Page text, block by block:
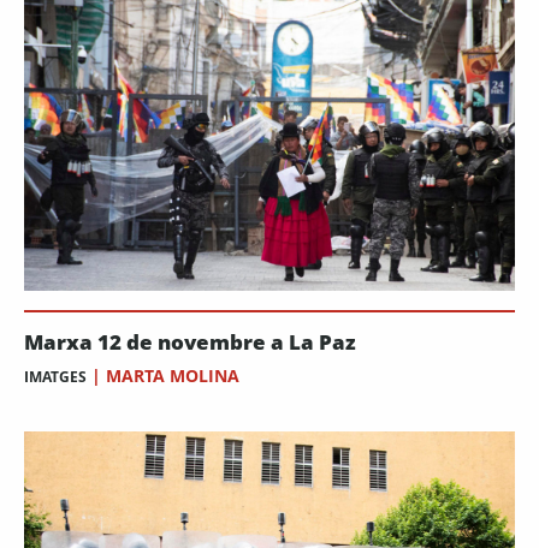
Marxa 12 de novembre a La Paz
IMATGES | MARTA MOLINA